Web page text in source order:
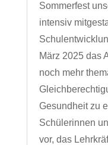
Sommerfest
intensiv
März 2025 das
noch mehr
Gesundheit zu
Schülerinnen
vor, das